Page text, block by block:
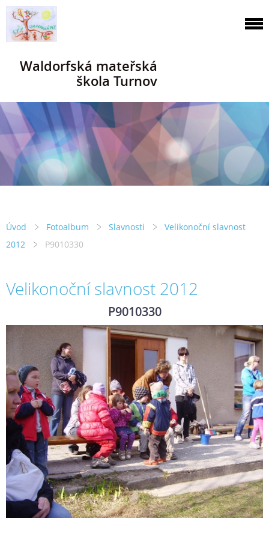
Waldorfská mateřská
škola Turnov
Úvod Fotoalbum Slavnosti
Velikonoční slavnost
2012
P9010330
Velikonoční slavnost 2012
P9010330